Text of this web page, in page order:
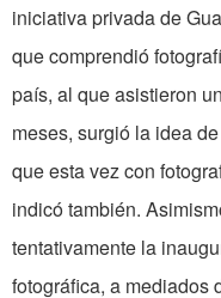
iniciativa privada de
que comprendió
país, al que asistieron
meses, surgió la idea
que esta vez con
indicó también.
tentativamente la
fotográfica, a mediados